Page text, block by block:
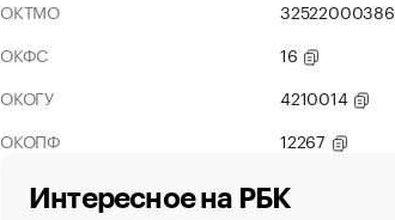
ОКТМО
32522000386
ОКФС
16
ОКОГУ
4210014
ОКОПФ
12267
Интересное на РБК